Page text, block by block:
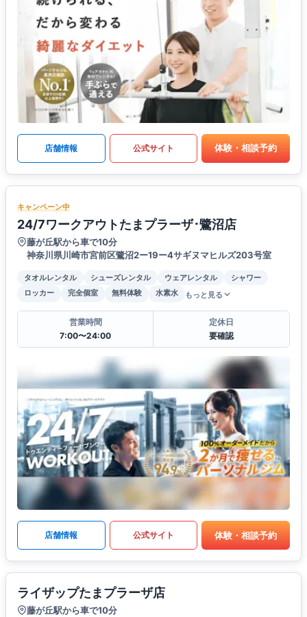
店舗情報 公式サイト 体験・相談予約
キャンペーン中
24/7ワークアウトたまプラーザ･鷺沼店
藤が丘駅から車で10分
神奈川県川崎市宮前区鷺沼2ー19ー4サギヌマヒルズ203号室
タオルレンタル シューズレンタル ウェアレンタル
シャワー
ロッカー
完全個室 無料体験 水素水 もっと見る
営業時間
7:00〜24:00
定休日
要確認
店舗情報 公式サイト 体験・相談予約
ライザップたまプラーザ店
藤が丘駅から車で10分